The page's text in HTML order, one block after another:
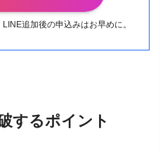
追加後の申込みはお早めに。
するポイント